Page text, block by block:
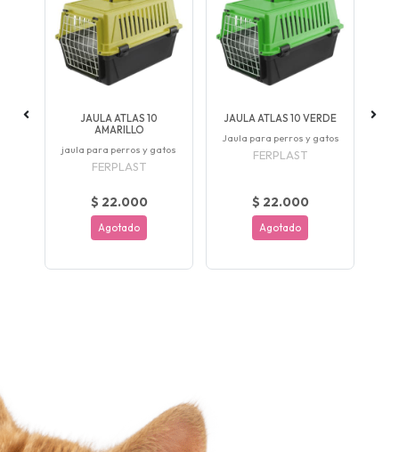
JAULA ATLAS 10
AMARILLO
jaula para perros y gatos
FERPLAST
$ 22.000
Agotado
JAULA ATLAS 10 VERDE
Jaula para perros y gatos
FERPLAST
$ 22.000
Agotado